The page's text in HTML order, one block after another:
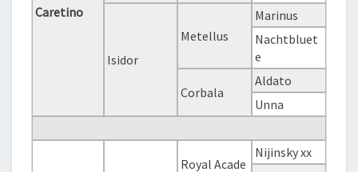
Caretino
Isidor
Metellus
Marinus
Nachtbluet
e
Corbala
Aldato
Unna
Royal Acade
Nijinsky xx